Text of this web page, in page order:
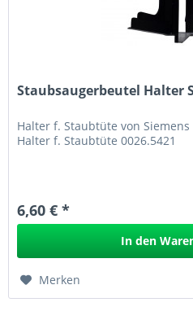
Staubsaugerbeutel Halter
Halter f. Staubtüte von
Halter f. Staubtüte 0026.5421
6,60 € *
In den
Merken